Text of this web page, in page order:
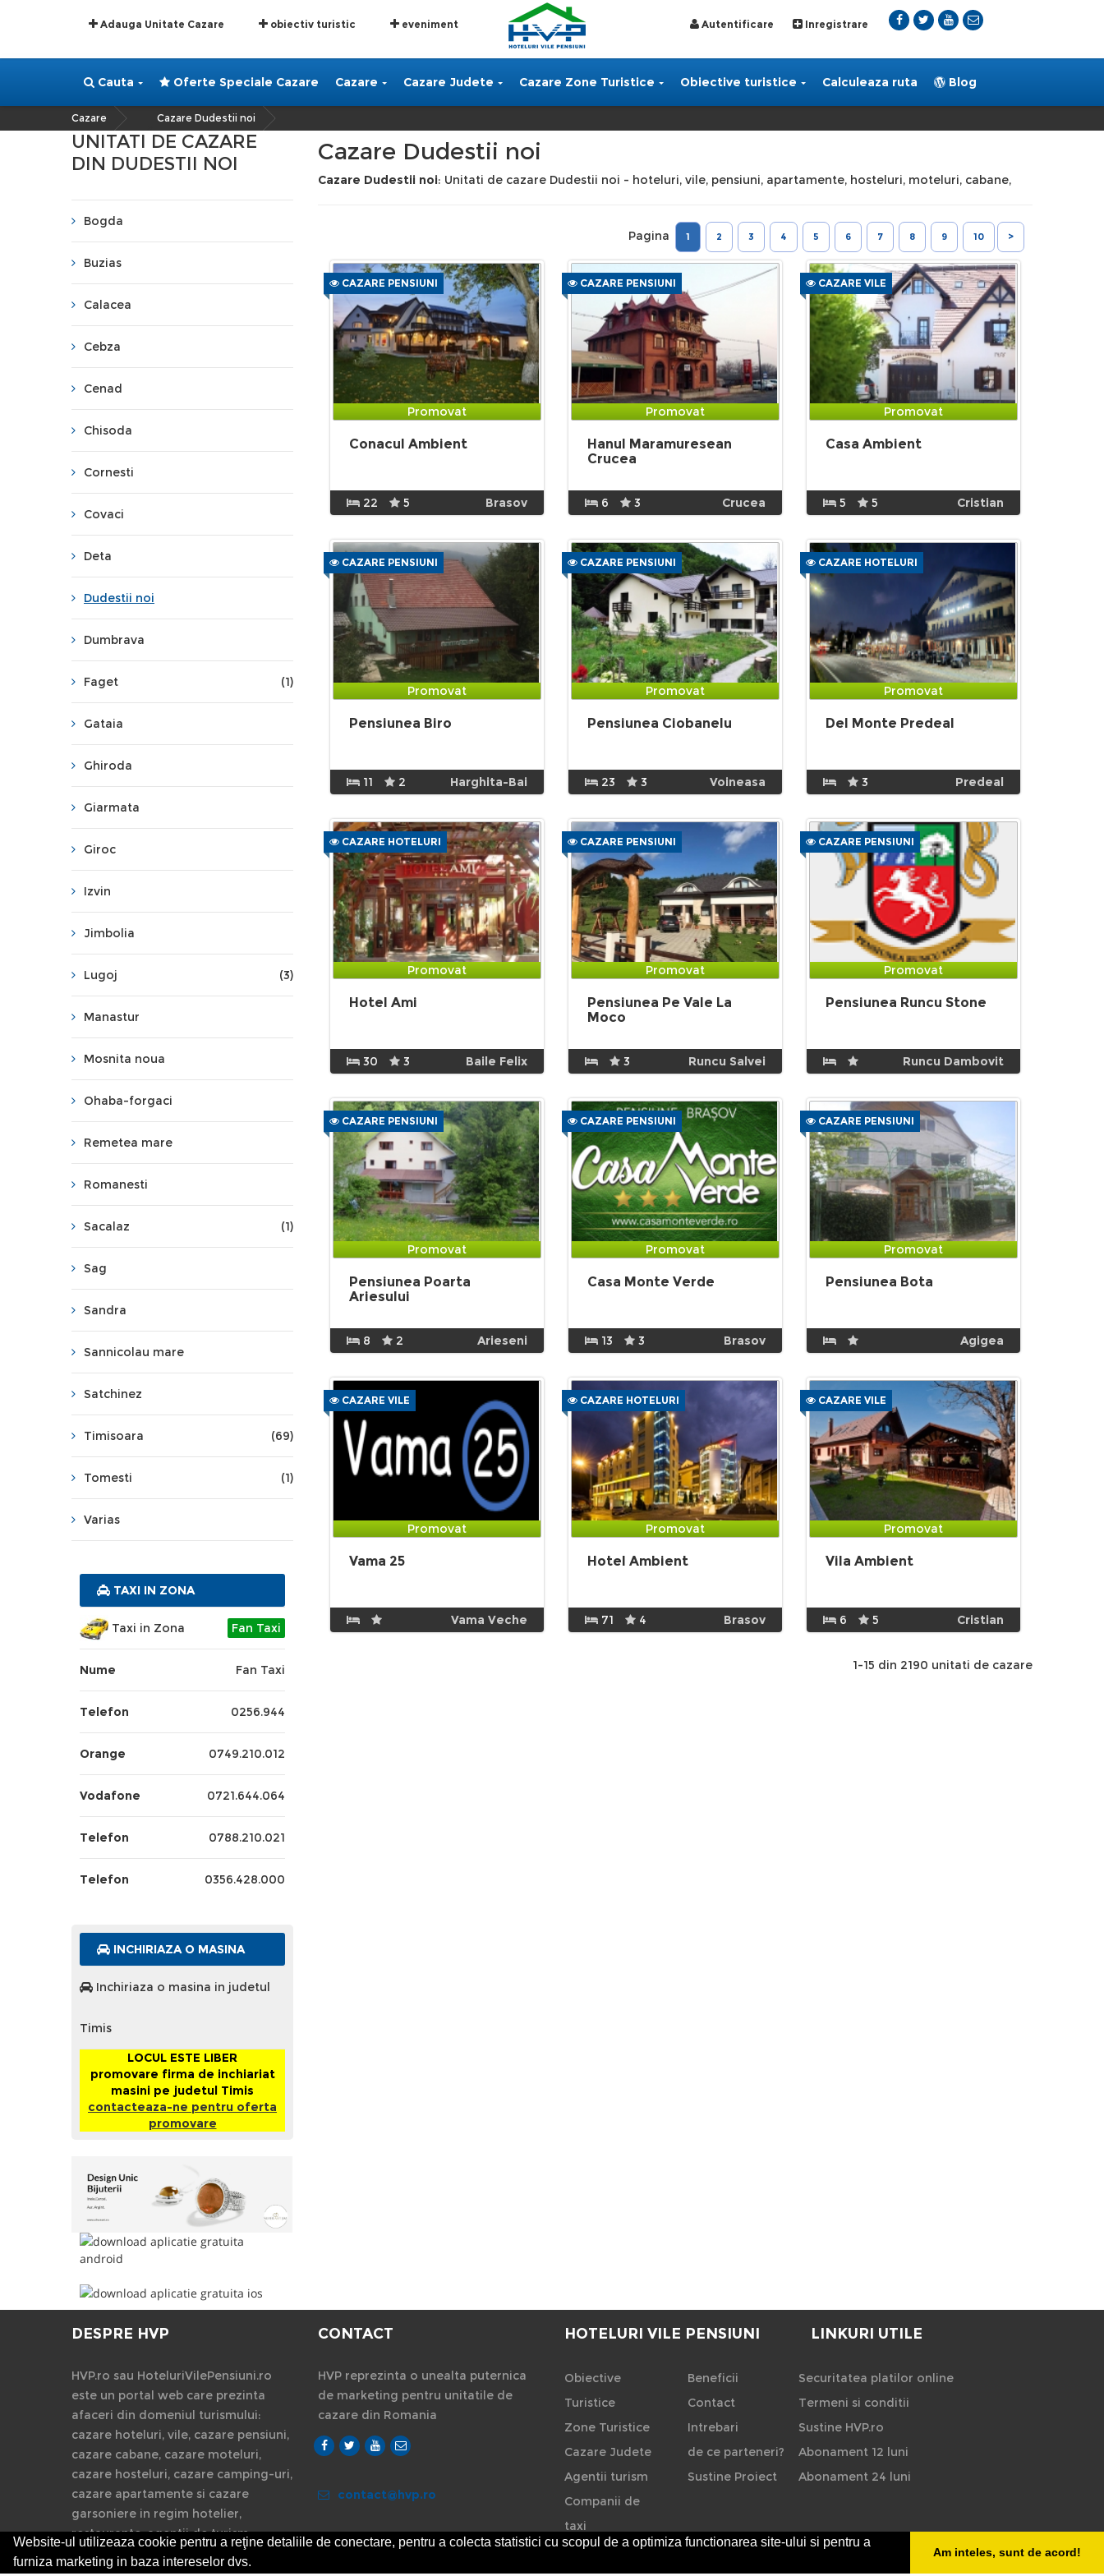
Website-ul utilizeaza cookie pentru a reţine detaliile de conectare, pentru a colecta statistici cu scopul de a optimiza functionarea site-ului si pentru a
furniza marketing in baza intereselor dvs.
Am inteles, sunt de acord!
Adauga Unitate Cazare obiectiv turistic eveniment Autentificare Inregistrare
Cauta Oferte Speciale Cazare Cazare Cazare Judete Cazare Zone Turistice Obiective turistice Calculeaza ruta Blog
Cazare Cazare Dudestii noi
UNITATI DE CAZARE
DIN DUDESTII NOI
Bogda
Buzias
Calacea
Cebza
Cenad
Chisoda
Cornesti
Covaci
Deta
Dudestii noi
Dumbrava
Faget (1)
Gataia
Ghiroda
Giarmata
Giroc
Izvin
Jimbolia
Lugoj (3)
Manastur
Mosnita noua
Ohaba-forgaci
Remetea mare
Romanesti
Sacalaz (1)
Sag
Sandra
Sannicolau mare
Satchinez
Timisoara (69)
Tomesti (1)
Varias
TAXI IN ZONA
Taxi in Zona Fan Taxi
Nume Fan Taxi
Telefon 0256.944
Orange 0749.210.012
Vodafone 0721.644.064
Telefon 0788.210.021
Telefon 0356.428.000
INCHIRIAZA O MASINA
Inchiriaza o masina in judetul
Timis
LOCUL ESTE LIBER
promovare firma de inchiariat
masini pe judetul Timis
contacteaza-ne pentru oferta
promovare
Cazare Dudestii noi
Cazare Dudestii noi: Unitati de cazare Dudestii noi - hoteluri, vile, pensiuni, apartamente, hosteluri, moteluri, cabane,
Pagina 1 2 3 4 5 6 7 8 9 10 >
CAZARE PENSIUNI
Promovat
Conacul Ambient
22 5 Brasov
CAZARE PENSIUNI
Promovat
Hanul Maramuresean
Crucea
6 3 Crucea
CAZARE VILE
Promovat
Casa Ambient
5 5 Cristian
CAZARE PENSIUNI
Promovat
Pensiunea Biro
11 2 Harghita-Bai
CAZARE PENSIUNI
Promovat
Pensiunea Ciobanelu
23 3 Voineasa
CAZARE HOTELURI
Promovat
Del Monte Predeal
3 Predeal
CAZARE HOTELURI
Promovat
Hotel Ami
30 3 Baile Felix
CAZARE PENSIUNI
Promovat
Pensiunea Pe Vale La
Moco
3 Runcu Salvei
CAZARE PENSIUNI
Promovat
Pensiunea Runcu Stone
Runcu Dambovit
CAZARE PENSIUNI
Promovat
Pensiunea Poarta
Ariesului
8 2 Arieseni
CAZARE PENSIUNI
Promovat
Casa Monte Verde
13 3 Brasov
CAZARE PENSIUNI
Promovat
Pensiunea Bota
Agigea
CAZARE VILE
Promovat
Vama 25
Vama Veche
CAZARE HOTELURI
Promovat
Hotel Ambient
71 4 Brasov
CAZARE VILE
Promovat
Vila Ambient
6 5 Cristian
1-15 din 2190 unitati de cazare
DESPRE HVP
HVP.ro sau HoteluriVilePensiuni.ro
este un portal web care prezinta
afaceri din domeniul turismului:
cazare hoteluri, vile, cazare pensiuni,
cazare cabane, cazare moteluri,
cazare hosteluri, cazare camping-uri,
cazare apartamente si cazare
garsoniere in regim hotelier,
restaurante, agentii de turism.
CONTACT
HVP reprezinta o unealta puternica
de marketing pentru unitatile de
cazare din Romania
contact@hvp.ro
HOTELURI VILE PENSIUNI
Obiective
Turistice
Zone Turistice
Cazare Judete
Agentii turism
Companii de
taxi
Rent a car
Beneficii
Contact
Intrebari
de ce parteneri?
Sustine Proiect
LINKURI UTILE
Securitatea platilor online
Termeni si conditii
Sustine HVP.ro
Abonament 12 luni
Abonament 24 luni